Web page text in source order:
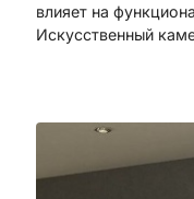
влияет на
Искусственный